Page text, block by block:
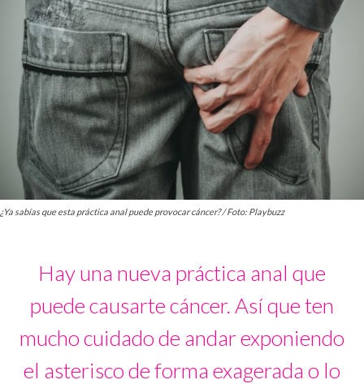
¿Ya sabías que esta práctica anal puede provocar cáncer? / Foto: Playbuzz
Hay una nueva práctica anal que
puede causarte cáncer. Así que ten
mucho cuidado de andar exponiendo
el asterisco de forma exagerada o lo